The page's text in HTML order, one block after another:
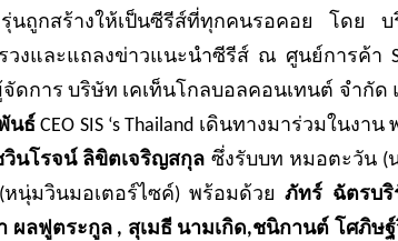
นถูกสร้างให้เป็นซีรีส์ที่ทุกคนรอคอย โดย
วงและแถลงข่าวแนะนำซีรีส์ ณ ศูนย์การค้า
ดการ บริษัท เคเท็นโกลบอลคอนเทนต์ จำกัด แ
นธ์CEO SIS ‘s Thailand เดินทางมาร่วมใน
วินโรจน์ ลิขิตเจริญสกุล ซึ่งรับบท หมอตะวัน (
นุ่มวินมอเตอร์ไซค์) พร้อมด้วยภัทร์ ฉัตรบ
ผลฟูตระกูล , สุเมธี นามเกิด,ชนิกานต์ โศภิษ